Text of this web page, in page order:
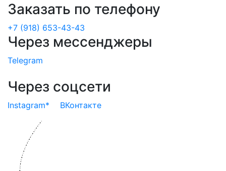
Заказать по телефону
+7 (918) 653-43-43
Через мессенджеры
Telegram
Через соцсети
Instagram* ВКонтакте